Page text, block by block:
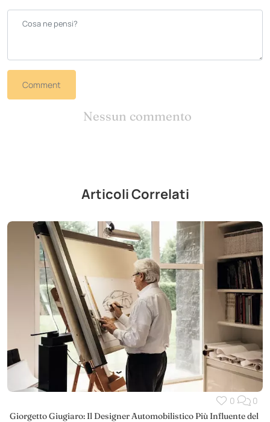
Comment
Nessun commento
Articoli Correlati
0 0
Giorgetto Giugiaro: Il Designer Automobilistico Più Influente del